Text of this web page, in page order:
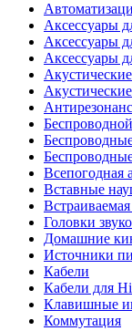
Аксессуары
Аксессуары
Аксессуары
Всепогодная
Вставные
Головки
Домашние
Источники
Кабели
Кабели для
Клавишные
Коммутация